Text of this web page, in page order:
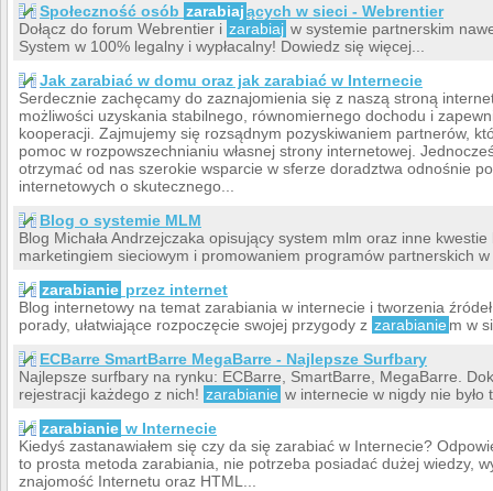
Społeczność osób zarabiających w sieci - Webrentier
Dołącz do forum Webrentier i zarabiaj w systemie partnerskim
System w 100% legalny i wypłacalny! Dowiedz się więcej...
Jak zarabiać w domu oraz jak zarabiać w Internecie
Serdecznie zachęcamy do zaznajomienia się z naszą stroną
możliwości uzyskania stabilnego, równomiernego dochodu i
kooperacji. Zajmujemy się rozsądnym pozyskiwaniem partnerów,
pomoc w rozpowszechnianiu własnej strony internetowej.
otrzymać od nas szerokie wsparcie w sferze doradztwa odnośnie
internetowych o skutecznego...
Blog o systemie MLM
Blog Michała Andrzejczaka opisujący system mlm oraz inne
marketingiem sieciowym i promowaniem programów partnerskich
zarabianie przez internet
Blog internetowy na temat zarabiania w internecie i tworzenia
porady, ułatwiające rozpoczęcie swojej przygody z zarabianie m w
ECBarre SmartBarre MegaBarre - Najlepsze Surfbary
Najlepsze surfbary na rynku: ECBarre, SmartBarre, MegaBarre.
rejestracji każdego z nich! zarabianie w internecie w nigdy nie było
zarabianie w Internecie
Kiedyś zastanawiałem się czy da się zarabiać w Internecie?
to prosta metoda zarabiania, nie potrzeba posiadać dużej wiedzy,
znajomość Internetu oraz HTML...